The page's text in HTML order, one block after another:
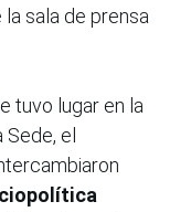
sala de prensa
tuvo lugar en la
el